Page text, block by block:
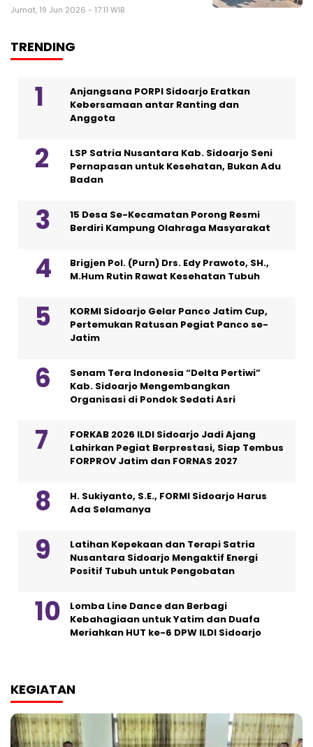
Jumat, 19 Jun 2026 - 17:11 WIB
TRENDING
Anjangsana PORPI Sidoarjo Eratkan
Kebersamaan antar Ranting dan
Anggota
LSP Satria Nusantara Kab. Sidoarjo Seni
Pernapasan untuk Kesehatan, Bukan Adu
Badan
15 Desa Se-Kecamatan Porong Resmi
Berdiri Kampung Olahraga Masyarakat
Brigjen Pol. (Purn) Drs. Edy Prawoto, SH.,
M.Hum Rutin Rawat Kesehatan Tubuh
KORMI Sidoarjo Gelar Panco Jatim Cup,
Pertemukan Ratusan Pegiat Panco se-
Jatim
Senam Tera Indonesia “Delta Pertiwi”
Kab. Sidoarjo Mengembangkan
Organisasi di Pondok Sedati Asri
FORKAB 2026 ILDI Sidoarjo Jadi Ajang
Lahirkan Pegiat Berprestasi, Siap Tembus
FORPROV Jatim dan FORNAS 2027
H. Sukiyanto, S.E., FORMI Sidoarjo Harus
Ada Selamanya
Latihan Kepekaan dan Terapi Satria
Nusantara Sidoarjo Mengaktif Energi
Positif Tubuh untuk Pengobatan
Lomba Line Dance dan Berbagi
Kebahagiaan untuk Yatim dan Duafa
Meriahkan HUT ke-6 DPW ILDI Sidoarjo
KEGIATAN